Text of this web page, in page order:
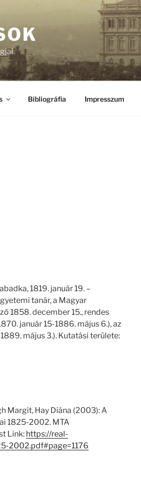
Bibliográfia Impresszum
1819. január 19. –
tanár, a Magyar
1858. december 15., rendes
január 15-1886. május 6.), az
május 3.). Kutatási területe:
Margit, Hay Diána (2003): A
1825-2002. MTA
Link: https://real-
2002.pdf#page=1176